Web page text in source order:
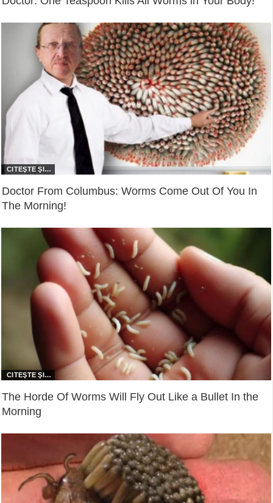
Doctor From Columbus: Worms Come Out Of You In
The Morning!
The Horde Of Worms Will Fly Out Like a Bullet In the
Morning